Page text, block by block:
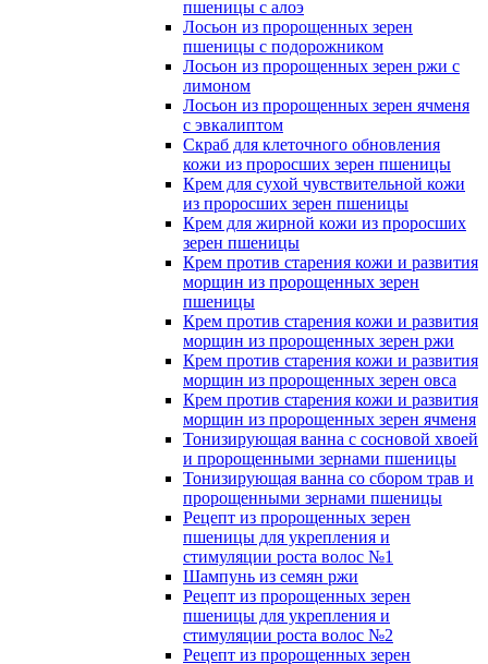
пшеницы с алоэ
Лосьон из пророщенных зерен
пшеницы с подорожником
Лосьон из пророщенных зерен ржи с
лимоном
Лосьон из пророщенных зерен ячменя
с эвкалиптом
Скраб для клеточного обновления
кожи из проросших зерен пшеницы
Крем для сухой чувствительной кожи
из проросших зерен пшеницы
Крем для жирной кожи из проросших
зерен пшеницы
Крем против старения кожи и развития
морщин из пророщенных зерен
пшеницы
Крем против старения кожи и развития
морщин из пророщенных зерен ржи
Крем против старения кожи и развития
морщин из пророщенных зерен овса
Крем против старения кожи и развития
морщин из пророщенных зерен ячменя
Тонизирующая ванна с сосновой хвоей
и пророщенными зернами пшеницы
Тонизирующая ванна со сбором трав и
пророщенными зернами пшеницы
Рецепт из пророщенных зерен
пшеницы для укрепления и
стимуляции роста волос №1
Шампунь из семян ржи
Рецепт из пророщенных зерен
пшеницы для укрепления и
стимуляции роста волос №2
Рецепт из пророщенных зерен